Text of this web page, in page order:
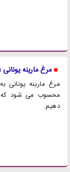
مرغ مارینه
مرغ مارینه
محسوب می شود که
دهیم.